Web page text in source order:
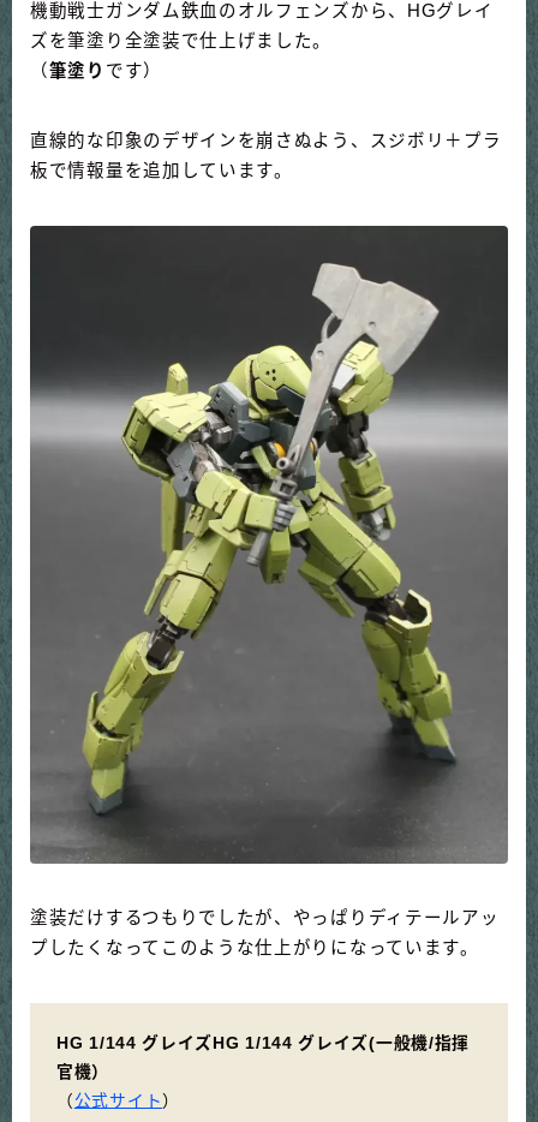
機動戦士ガンダム鉄血のオルフェンズから、HGグレイ
ズを筆塗り全塗装で仕上げました。
（筆塗り です）
直線的な印象のデザインを崩さぬよう、スジボリ＋プラ
板で情報量を追加しています。
塗装だけするつもりでしたが、やっぱりディテールアッ
プしたくなってこのような仕上がりになっています。
HG 1/144 グレイズHG 1/144 グレイズ(一般機/指揮
官機）
（ 公式サイト ）